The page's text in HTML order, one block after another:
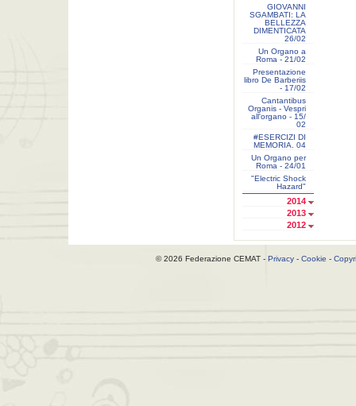
GIOVANNI
SGAMBATI: LA
BELLEZZA
DIMENTICATA
26/02
Un Organo a
Roma - 21/02
Presentazione
libro De Barberiis
- 17/02
Cantantibus
Organis - Vespri
all'organo - 15/
02
#ESERCIZI DI
MEMORIA. 04
Un Organo per
Roma - 24/01
"Electric Shock
Hazard"
2014
2013
2012
© 2026 Federazione CEMAT - Privacy- Cookie -